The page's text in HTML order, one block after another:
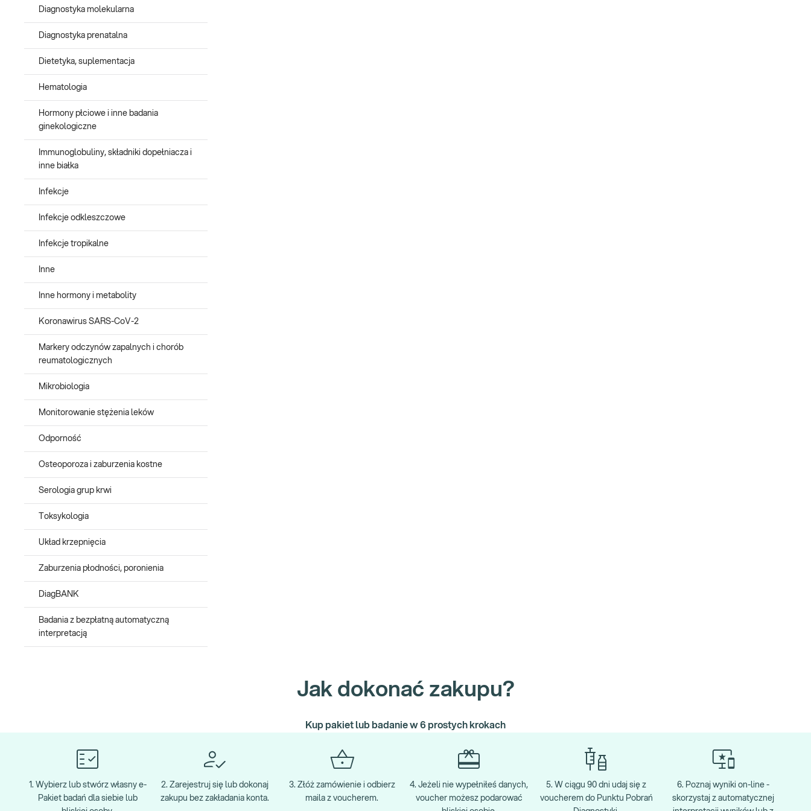
Diagnostyka molekularna
Diagnostyka prenatalna
Dietetyka, suplementacja
Hematologia
Hormony płciowe i inne badania
ginekologiczne
Immunoglobuliny, składniki dopełniacza i
inne białka
Infekcje
Infekcje odkleszczowe
Infekcje tropikalne
Inne
Inne hormony i metabolity
Koronawirus SARS-CoV-2
Markery odczynów zapalnych i chorób
reumatologicznych
Mikrobiologia
Monitorowanie stężenia leków
Odporność
Osteoporoza i zaburzenia kostne
Serologia grup krwi
Toksykologia
Układ krzepnięcia
Zaburzenia płodności, poronienia
DiagBANK
Badania z bezpłatną automatyczną
interpretacją
Jak dokonać zakupu?
Kup pakiet lub badanie w 6 prostych krokach
1. Wybierz lub stwórz własny e-
Pakiet badań dla siebie lub
2. Zarejestruj się lub dokonaj
zakupu bez zakładania konta.
3. Złóż zamówienie i odbierz
maila z voucherem.
4. Jeżeli nie wypełniłeś danych,
voucher możesz podarować
5. W ciągu 90 dni udaj się z
voucherem do Punktu Pobrań
6. Poznaj wyniki on-line -
skorzystaj z automatycznej